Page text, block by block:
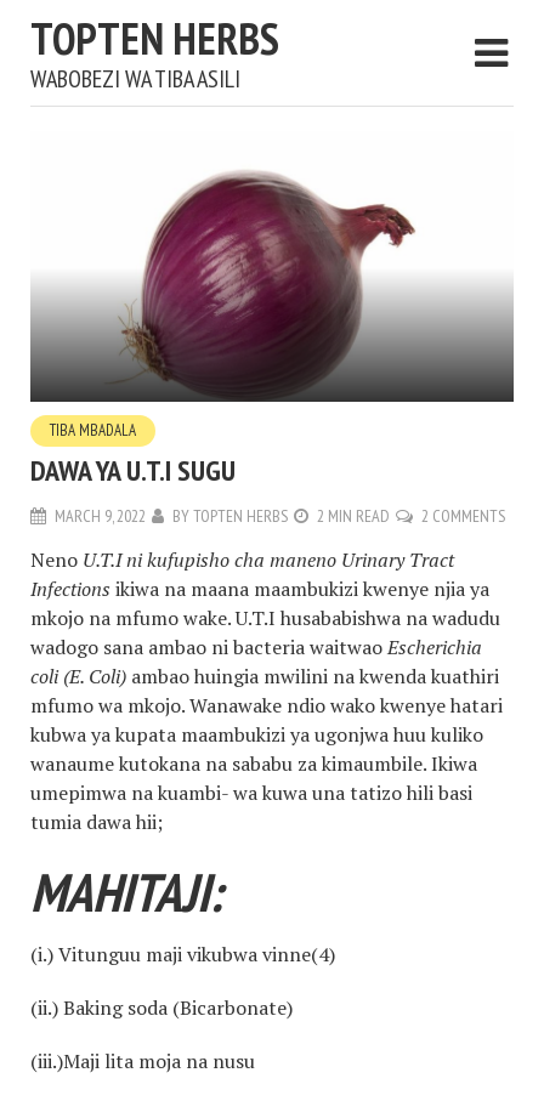
TOPTEN HERBS
WABOBEZI WA TIBA ASILI
TIBA MBADALA
DAWA YA U.T.I SUGU
MARCH 9, 2022 BYTOPTEN HERBS 2 MIN READ 2 COMMENTS
Neno U.T.I ni kufupisho cha maneno Urinary Tract
Infections ikiwa na maana maambukizi kwenye njia ya
mkojo na mfumo wake. U.T.I husababishwa na wadudu
wadogo sana ambao ni bacteria waitwaoEscherichia
coli (E. Coli) ambao huingia mwilini na kwenda kuathiri
mfumo wa mkojo. Wanawake ndio wako kwenye hatari
kubwa ya kupata maambukizi ya ugonjwa huu kuliko
wanaume kutokana na sababu za kimaumbile. Ikiwa
umepimwa na kuambi- wa kuwa una tatizo hili basi
tumia dawa hii;
MAHITAJI:
(i.) Vitunguu maji vikubwa vinne(4)
(ii.) Baking soda (Bicarbonate)
(iii.)Maji lita moja na nusu